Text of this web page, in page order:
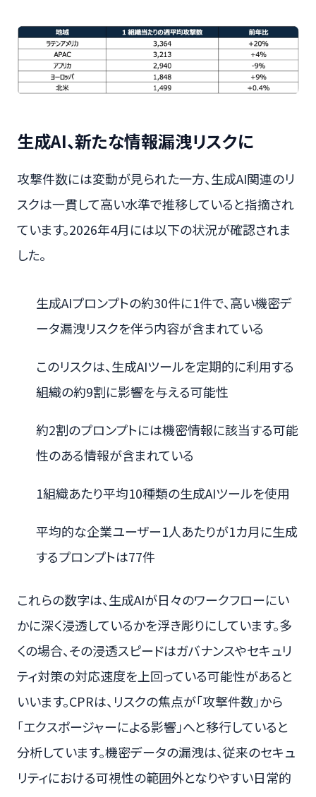
生成AI、新たな情報漏洩リスクに
攻撃件数には変動が見られた一方、生成AI関連のリ
スクは一貫して高い水準で推移していると指摘され
ています。2026年4月には以下の状況が確認されま
した。
生成AIプロンプトの約30件に1件で、高い機密デ
ータ漏洩リスクを伴う内容が含まれている
このリスクは、生成AIツールを定期的に利用する
組織の約9割に影響を与える可能性
約2割のプロンプトには機密情報に該当する可能
性のある情報が含まれている
1組織あたり平均10種類の生成AIツールを使用
平均的な企業ユーザー1人あたりが1カ月に生成
するプロンプトは77件
これらの数字は、生成AIが日々のワークフローにい
かに深く浸透しているかを浮き彫りにしています。多
くの場合、その浸透スピードはガバナンスやセキュリ
ティ対策の対応速度を上回っている可能性があると
いいます。CPRは、リスクの焦点が「攻撃件数」から
「エクスポージャーによる影響」へと移行していると
分析しています。機密データの漏洩は、従来のセキュ
リティにおける可視性の範囲外となりやすい日常的